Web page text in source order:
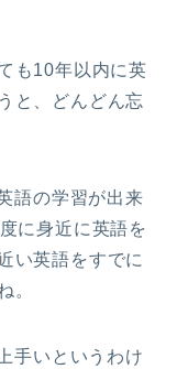
も10年以内に英
と、どんどん忘
語の学習が出来
に身近に英語を
い英語をすでに
。
手いというわけ